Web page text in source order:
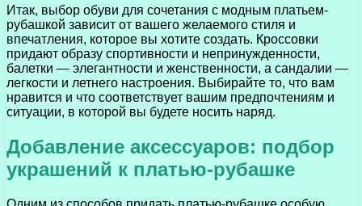
Итак, выбор обуви для сочетания с модным платьем-
рубашкой зависит от вашего желаемого стиля и
впечатления, которое вы хотите создать. Кроссовки
придают образу спортивности и непринужденности,
балетки — элегантности и женственности, а сандалии —
легкости и летнего настроения. Выбирайте то, что вам
нравится и что соответствует вашим предпочтениям и
ситуации, в которой вы будете носить наряд.
Добавление аксессуаров: подбор
украшений к платью-рубашке